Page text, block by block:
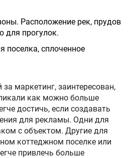
Расположение рек, прудов
для прогулок.
поселка, сплоченное
маркетинг, заинтересован,
как можно больше
достичь, если создавать
для рекламы. Одни для
с объектом. Другие для
коттеджном поселке или
привлечь больше